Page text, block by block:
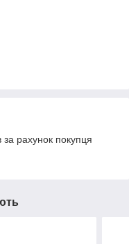
рахунок покупця